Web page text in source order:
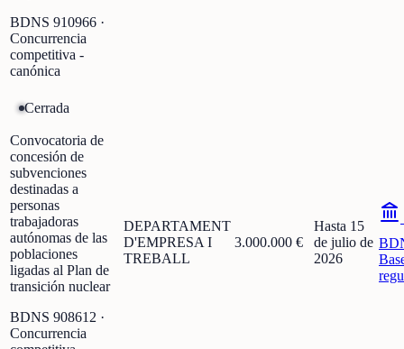
BDNS 910966 ·
Concurrencia
competitiva -
canónica
Cerrada
Convocatoria de
concesión de
subvenciones
destinadas a
personas
trabajadoras
autónomas de las
poblaciones
ligadas al Plan de
transición nuclear
BDNS 908612 ·
Concurrencia
DEPARTAMENT
D'EMPRESA I
TREBALL
3.000.000 €
Hasta 15
de julio de
2026